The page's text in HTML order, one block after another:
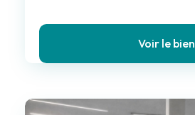
Voir le bien